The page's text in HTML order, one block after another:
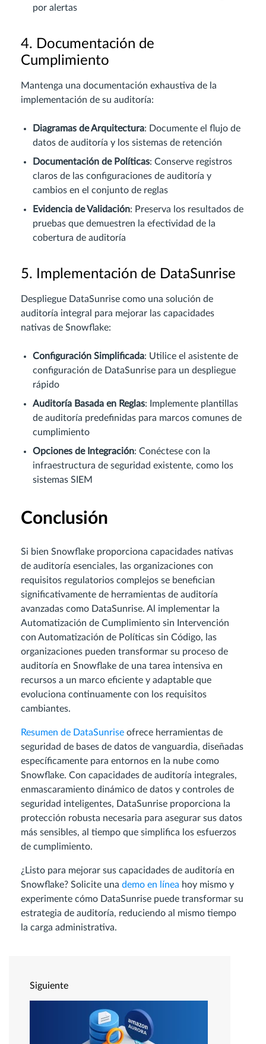
por alertas
4. Documentación de
Cumplimiento
Mantenga una documentación exhaustiva de la
implementación de su auditoría:
Diagramas de Arquitectura: Documente el flujo de
datos de auditoría y los sistemas de retención
Documentación de Políticas: Conserve registros
claros de las configuraciones de auditoría y
cambios en el conjunto de reglas
Evidencia de Validación: Preserva los resultados de
pruebas que demuestren la efectividad de la
cobertura de auditoría
5. Implementación de DataSunrise
Despliegue DataSunrise como una solución de
auditoría integral para mejorar las capacidades
nativas de Snowflake:
Configuración Simplificada: Utilice el asistente de
configuración de DataSunrise para un despliegue
rápido
Auditoría Basada en Reglas: Implemente plantillas
de auditoría predefinidas para marcos comunes de
cumplimiento
Opciones de Integración: Conéctese con la
infraestructura de seguridad existente, como los
sistemas SIEM
Conclusión
Si bien Snowflake proporciona capacidades nativas
de auditoría esenciales, las organizaciones con
requisitos regulatorios complejos se benefician
significativamente de herramientas de auditoría
avanzadas como DataSunrise. Al implementar la
Automatización de Cumplimiento sin Intervención
con Automatización de Políticas sin Código, las
organizaciones pueden transformar su proceso de
auditoría en Snowflake de una tarea intensiva en
recursos a un marco eficiente y adaptable que
evoluciona continuamente con los requisitos
cambiantes.
Resumen de DataSunrise ofrece herramientas de
seguridad de bases de datos de vanguardia, diseñadas
específicamente para entornos en la nube como
Snowflake. Con capacidades de auditoría integrales,
enmascaramiento dinámico de datos y controles de
seguridad inteligentes, DataSunrise proporciona la
protección robusta necesaria para asegurar sus datos
más sensibles, al tiempo que simplifica los esfuerzos
de cumplimiento.
¿Listo para mejorar sus capacidades de auditoría en
Snowflake? Solicite una demo en línea hoy mismo y
experimente cómo DataSunrise puede transformar su
estrategia de auditoría, reduciendo al mismo tiempo
la carga administrativa.
Siguiente